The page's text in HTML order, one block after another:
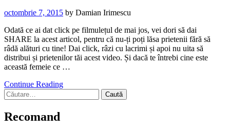
octombrie 7, 2015 by Damian Irimescu
Odată ce ai dat click pe filmulețul de mai jos, vei dori să dai
SHARE la acest articol, pentru că nu-ți poți lăsa prietenii fără să
râdă alături cu tine! Dai click, râzi cu lacrimi și apoi nu uita să
distribui și prietenilor tăi acest video. Și dacă te întrebi cine este
această femeie ce …
Continue Reading
Caută
după:
Recomand